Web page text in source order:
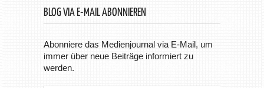
BLOG VIA E-MAIL ABONNIEREN
Abonniere das Medienjournal via E-Mail, um
immer über neue Beiträge informiert zu
werden.